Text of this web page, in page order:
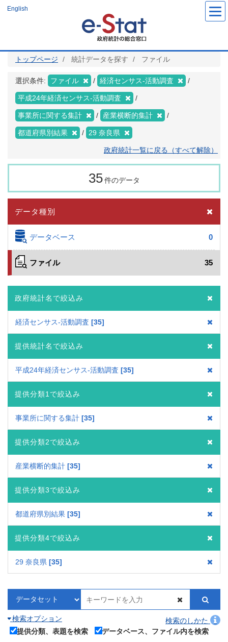
ツ
English
トップページ 統計データを探す ファイル
選択条件: ファイル 経済センサス‐活動調査
平成24年経済センサス‐活動調査
事業所に関する集計 産業横断的集計
都道府県別結果 29 奈良県
政府統計一覧に戻る（すべて解除）
35 件のデータ
データ種別
データベース 0
ファイル 35
政府統計名で絞込み
経済センサス‐活動調査 35
提供統計名で絞込み
平成24年経済センサス‐活動調査 35
提供分類1で絞込み
事業所に関する集計 35
提供分類2で絞込み
産業横断的集計 35
提供分類3で絞込み
都道府県別結果 35
提供分類4で絞込み
29 奈良県 35
検索オプション
検索のしかた
提供分類、表題を検索
データベース、ファイル内を検索